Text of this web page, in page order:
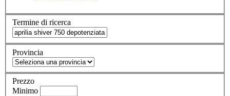
Termine di ricerca
Provincia
Prezzo
Minimo